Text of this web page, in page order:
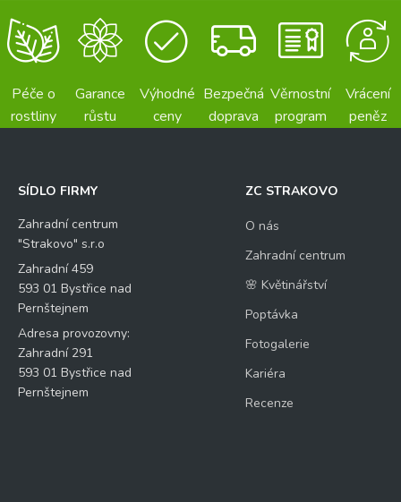
Péče o
rostliny
Garance
růstu
Výhodné
ceny
Bezpečná
doprava
Věrnostní
program
Vrácení
peněz
SÍDLO FIRMY
Zahradní centrum
"Strakovo" s.r.o
Zahradní 459
593 01 Bystřice nad
Pernštejnem
Adresa provozovny:
Zahradní 291
593 01 Bystřice nad
Pernštejnem
ZC STRAKOVO
O nás
Zahradní centrum
🌸 Květinářství
Poptávka
Fotogalerie
Kariéra
Recenze